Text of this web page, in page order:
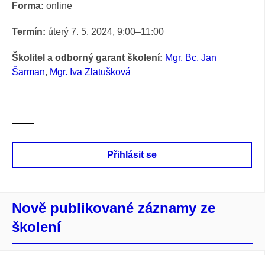
Forma: online
Termín: úterý 7. 5. 2024, 9:00–11:00
Školitel a odborný garant školení: Mgr. Bc. Jan
Šarman, Mgr. Iva Zlatušková
Přihlásit se
Nově publikované záznamy ze
školení